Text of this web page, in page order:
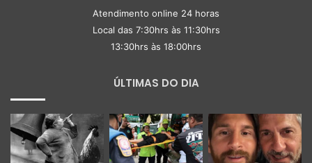
Atendimento online 24 horas
Local das 7:30hrs às 11:30hrs
13:30hrs às 18:00hrs
ÚLTIMAS DO DIA